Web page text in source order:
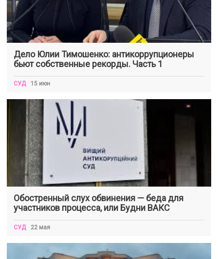
Дело Юлии Тимошенко: антикоррупционеры
бьют собственные рекорды. Часть 1
СУД 15 июн
Обостренный слух обвинения — беда для
участников процесса, или Будни ВАКС
СУД 22 мая